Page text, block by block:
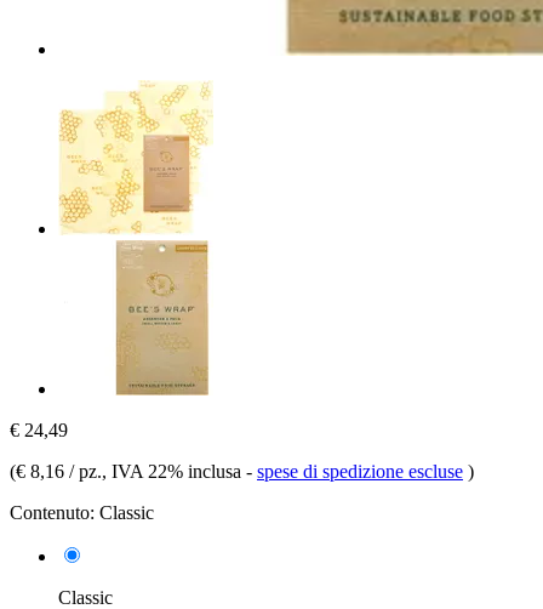
€ 24,49
(€ 8,16 / pz., IVA 22% inclusa - spese di spedizione escluse )
Contenuto: Classic
Classic